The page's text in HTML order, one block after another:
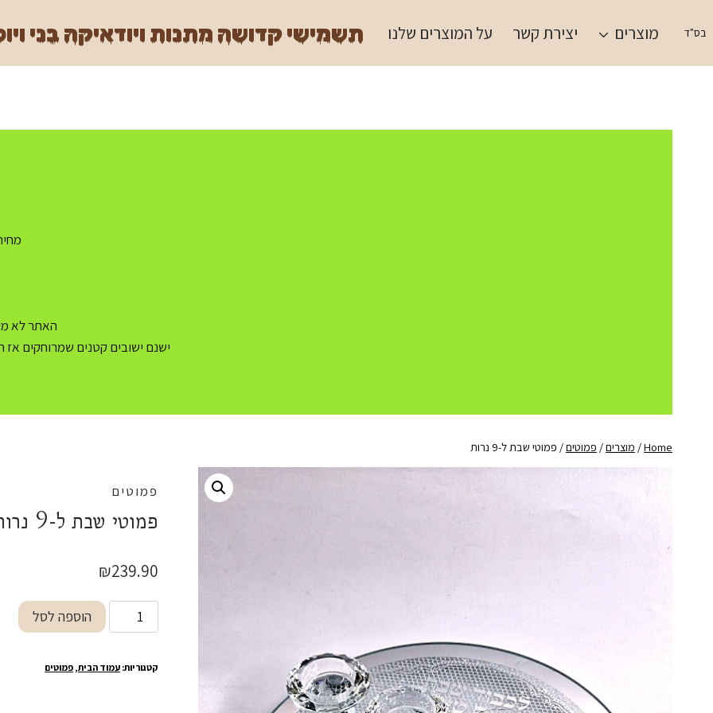
toבס"ד מוצרים יצירת קשר על המוצרים שלנו תשמישי קדושה מתנות ויודאיקה בני
מחיר
האתר לא
ישנם ישובים קטנים שמרוחקים אז
Home
/ מוצרים/ פמוטים/ פמוטי שבת ל-9 נרות
פמוטים
פמוטי שבת ל-9 נרות
₪239.90
כמות
של
שבת
הוספה לסל
קטגוריות: עמוד הבית, פמוטים